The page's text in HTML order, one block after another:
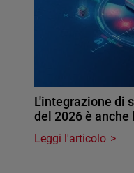
L'integrazione di
del 2026 è anche
Leggi l'articolo